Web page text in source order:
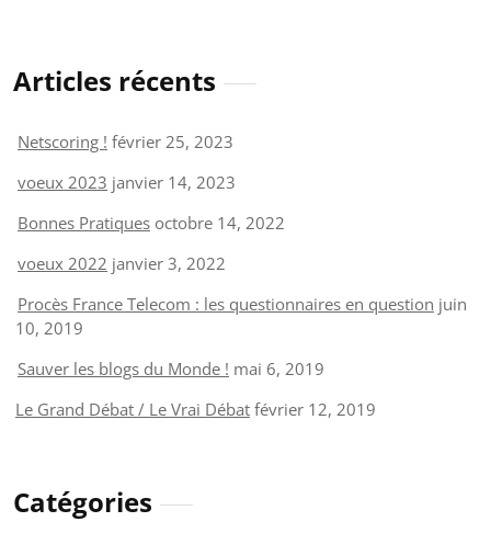
Articles récents
Netscoring ! février 25, 2023
voeux 2023 janvier 14, 2023
Bonnes Pratiques octobre 14, 2022
voeux 2022 janvier 3, 2022
Procès France Telecom : les questionnaires en question juin
10, 2019
Sauver les blogs du Monde ! mai 6, 2019
Le Grand Débat / Le Vrai Débat février 12, 2019
Catégories